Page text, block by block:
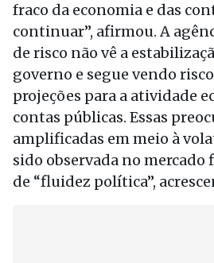
fraco da economia e das
continuar”, afirmou. A
de risco não vê a
governo e segue vendo
projeções para a atividade
contas públicas. Essas
amplificadas em meio à
sido observada no mercado
de “fluidez política”,